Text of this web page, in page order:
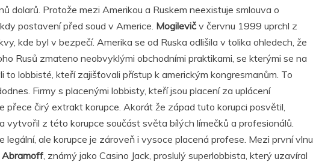
dolarů. Protože mezi Amerikou a Ruskem neexistuje smlouva o
postavení před soud v Americe. Mogilevič v červnu 1999 uprchl z
kde byl v bezpečí. Amerika se od Ruska odlišila v tolika ohledech, že
Rusů zmateno neobvyklými obchodními praktikami, se kterými se na
to lobbisté, kteří zajišťovali přístup k americkým kongresmanům. To
Firmy s placenými lobbisty, kteří jsou placení za uplácení
přece čirý extrakt korupce. Akorát že západ tuto korupci posvětil,
vytvořil z této korupce součást světa bílých límečků a profesionálů.
legální, ale korupce je zároveň i vysoce placená profese. Mezi první vlnu
Abramoff , známý jako Casino Jack, proslulý superlobbista, který uzavíral